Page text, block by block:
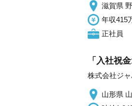
滋賀県
年収415
正社員
「入社祝
株式会社ジ
山形県